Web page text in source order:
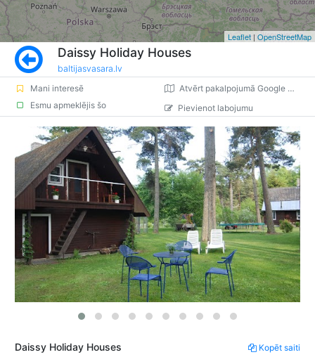
Leaflet | OpenStreetMap
Daissy Holiday Houses
baltijasvasara.lv
Mani interesē
Esmu apmeklējis šo
Atvērt pakalpojumā Google Maps
Pievienot labojumu
Daissy Holiday Houses Kopēt saiti